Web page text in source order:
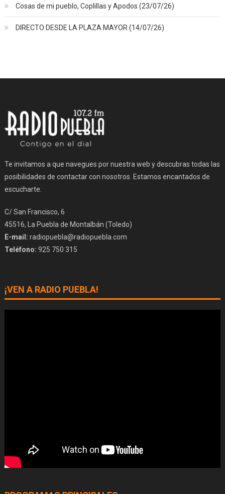
Cosas de mi pueblo, Coplillas y Apodos (23/07/26)
DIRECTO DESDE LA PLAZA MAYOR (14/07/26)
Te invitamos a que navegues por nuestra web y descubras todas las
posibilidades de contactar con nosotros. Estamos encantados de
escucharte.
C/ San Francisco, 6
45516, La Puebla de Montalbán (Toledo)
E-mail: radiopuebla@radiopuebla.com
Teléfono: 925 750 315
¡VEN A RADIO PUEBLA!